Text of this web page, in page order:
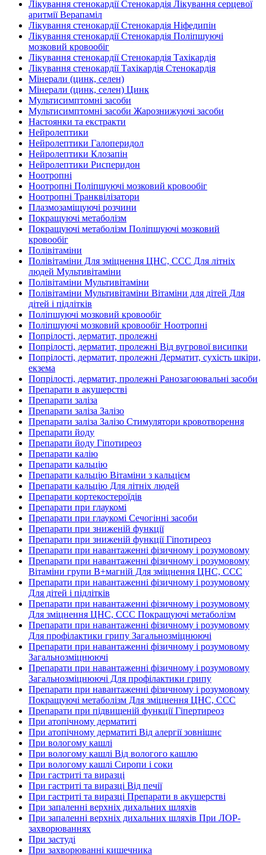
Лікування стенокардії Стенокардія Лікування серцевої
аритмії Верапаміл
Лікування стенокардії Стенокардія Ніфедипін
Лікування стенокардії Стенокардія Поліпшуючі
мозковий кровообіг
Лікування стенокардії Стенокардія Тахікардія
Лікування стенокардії Тахікардія Стенокардія
Мінерали (цинк, селен)
Мінерали (цинк, селен) Цинк
Мультисимптомні засоби
Мультисимптомні засоби Жарознижуючі засоби
Настоянки та екстракти
Нейролептики
Нейролептики Галоперидол
Нейролептики Клозапін
Нейролептики Рисперидон
Ноотропні
Ноотропні Поліпшуючі мозковий кровообіг
Ноотропні Транквілізатори
Плазмозаміщуючі розчини
Покращуючі метаболізм
Покращуючі метаболізм Поліпшуючі мозковий
кровообіг
Полівітаміни
Полівітаміни Для зміцнення ЦНС, ССС Для літніх
людей Мультивітаміни
Полівітаміни Мультивітаміни
Полівітаміни Мультивітаміни Вітаміни для дітей Для
дітей і підлітків
Поліпшуючі мозковий кровообіг
Поліпшуючі мозковий кровообіг Ноотропні
Попрілості, дерматит, пролежні
Попрілості, дерматит, пролежні Від вугрової висипки
Попрілості, дерматит, пролежні Дерматит, сухість шкіри,
екзема
Попрілості, дерматит, пролежні Ранозагоювальні засоби
Препарати в акушерстві
Препарати заліза
Препарати заліза Залізо
Препарати заліза Залізо Стимулятори кровотворення
Препарати йоду
Препарати йоду Гіпотиреоз
Препарати калію
Препарати кальцію
Препарати кальцію Вітаміни з кальцієм
Препарати кальцію Для літніх людей
Препарати кортекостероїдів
Препарати при глаукомі
Препарати при глаукомі Сечогінні засоби
Препарати при зниженій функції
Препарати при зниженій функції Гіпотиреоз
Препарати при навантаженні фізичному і розумовому
Препарати при навантаженні фізичному і розумовому
Вітаміни групи В+магній Для зміцнення ЦНС, ССС
Препарати при навантаженні фізичному і розумовому
Для дітей і підлітків
Препарати при навантаженні фізичному і розумовому
Для зміцнення ЦНС, ССС Покращуючі метаболізм
Препарати при навантаженні фізичному і розумовому
Для профілактики грипу Загальнозміцнюючі
Препарати при навантаженні фізичному і розумовому
Загальнозміцнюючі
Препарати при навантаженні фізичному і розумовому
Загальнозміцнюючі Для профілактики грипу
Препарати при навантаженні фізичному і розумовому
Покращуючі метаболізм Для зміцнення ЦНС, ССС
Препарати при підвищеній функції Гіпертиреоз
При атопічному дерматиті
При атопічному дерматиті Від алергії зовнішнє
При вологому кашлі
При вологому кашлі Від вологого кашлю
При вологому кашлі Сиропи і соки
При гастриті та виразці
При гастриті та виразці Від печії
При гастриті та виразці Препарати в акушерстві
При запаленні верхніх дихальних шляхів
При запаленні верхніх дихальних шляхів При ЛОР-
захворюваннях
При застуді
При захворюванні кишечника